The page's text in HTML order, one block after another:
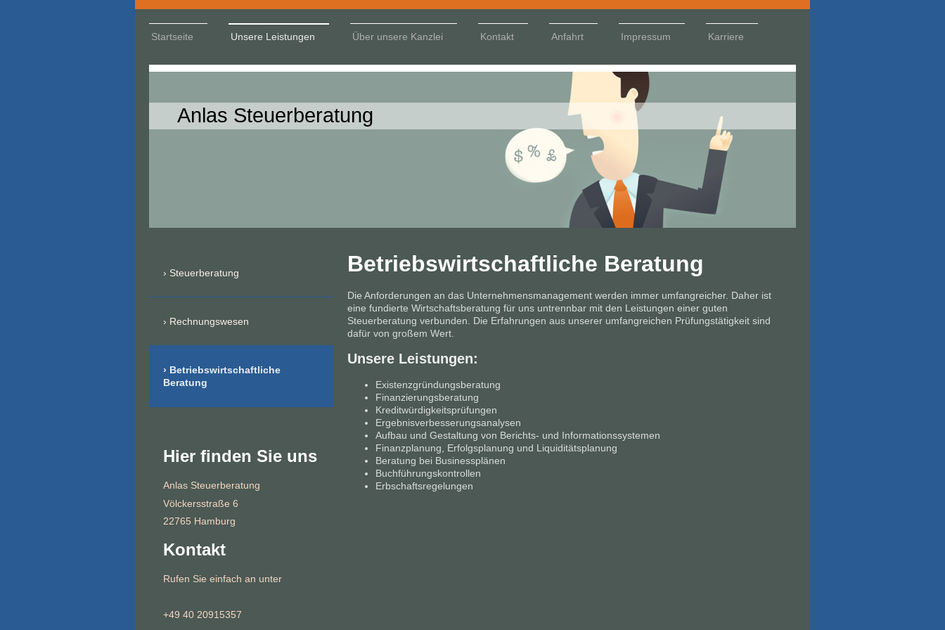
Startseite Unsere Leistungen Über unsere Kanzlei Kontakt Anfahrt Impressum Karriere
Anlas Steuerberatung
Betriebswirtschaftliche Beratung
Die Anforderungen an das Unternehmensmanagement werden immer umfangreicher. Daher ist
eine fundierte Wirtschaftsberatung für uns untrennbar mit den Leistungen einer guten
Steuerberatung verbunden. Die Erfahrungen aus unserer umfangreichen Prüfungstätigkeit sind
dafür von großem Wert.
Unsere Leistungen:
Existenzgründungsberatung
Finanzierungsberatung
Kreditwürdigkeitsprüfungen
Ergebnisverbesserungsanalysen
Aufbau und Gestaltung von Berichts- und Informationssystemen
Finanzplanung, Erfolgsplanung und Liquiditätsplanung
Beratung bei Businessplänen
Buchführungskontrollen
Erbschaftsregelungen
Steuerberatung
Rechnungswesen
Betriebswirtschaftliche
Beratung
Hier finden Sie uns
Anlas Steuerberatung
Völckersstraße 6
22765 Hamburg
Kontakt
Rufen Sie einfach an unter
+49 40 20915357